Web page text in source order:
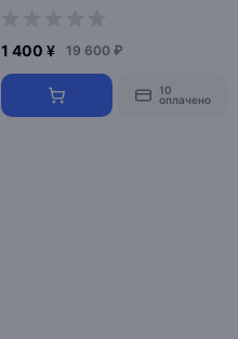
1 400 ¥ 19 600 ₽
10
оплачено